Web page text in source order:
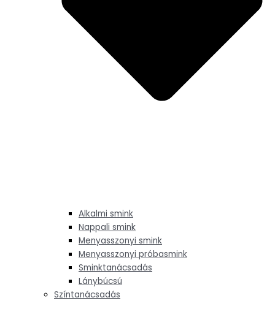
Alkalmi smink
Nappali smink
Menyasszonyi smink
Menyasszonyi próbasmink
Sminktanácsadás
Lánybúcsú
Színtanácsadás